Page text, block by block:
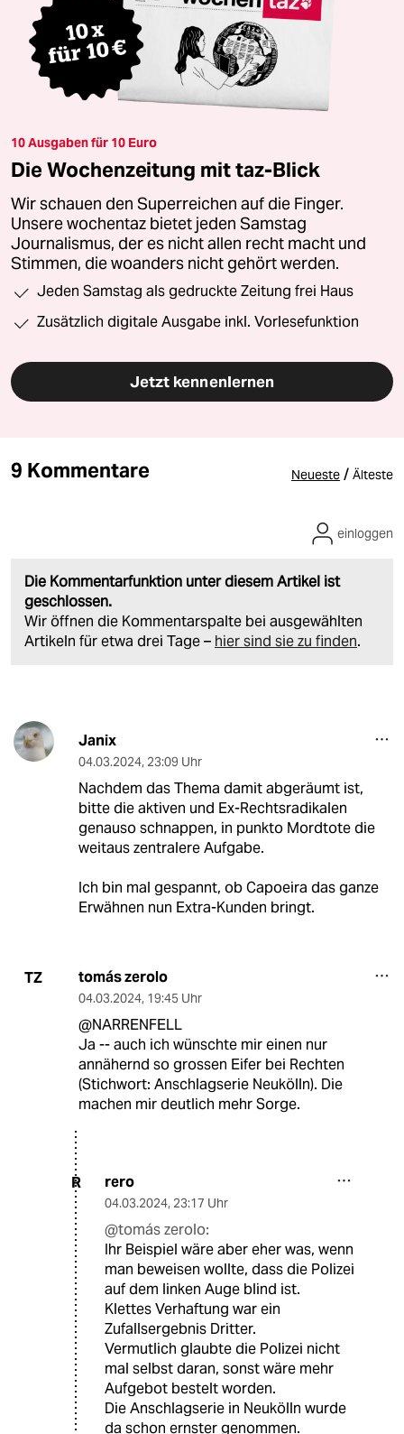
10 Ausgaben für 10 Euro
Die Wochenzeitung mit taz-Blick
Wir schauen den Superreichen auf die Finger.
Unsere wochentaz bietet jeden Samstag
Journalismus, der es nicht allen recht macht und
Stimmen, die woanders nicht gehört werden.
Jeden Samstag als gedruckte Zeitung frei Haus
Zusätzlich digitale Ausgabe inkl. Vorlesefunktion
Jetzt kennenlernen
9 Kommentare Neueste / Älteste
Die Kommentarfunktion unter diesem Artikel ist
geschlossen.
Wir öffnen die Kommentarspalte bei ausgewählten
Artikeln für etwa drei Tage – hier sind sie zu finden.
einloggen
Janix
04.03.2024, 23:09 Uhr
Nachdem das Thema damit abgeräumt ist,
bitte die aktiven und Ex-Rechtsradikalen
genauso schnappen, in punkto Mordtote die
weitaus zentralere Aufgabe.
Ich bin mal gespannt, ob Capoeira das ganze
Erwähnen nun Extra-Kunden bringt.
TZ tomás zerolo
04.03.2024, 19:45 Uhr
@NARRENFELL
Ja -- auch ich wünschte mir einen nur
annähernd so grossen Eifer bei Rechten
(Stichwort: Anschlagserie Neukölln). Die
machen mir deutlich mehr Sorge.
R rero
04.03.2024, 23:17 Uhr
@tomás zerolo:
Ihr Beispiel wäre aber eher was, wenn
man beweisen wollte, dass die Polizei
auf dem linken Auge blind ist.
Klettes Verhaftung war ein
Zufallsergebnis Dritter.
Vermutlich glaubte die Polizei nicht
mal selbst daran, sonst wäre mehr
Aufgebot bestelt worden.
Die Anschlagserie in Neukölln wurde
da schon ernster genommen.